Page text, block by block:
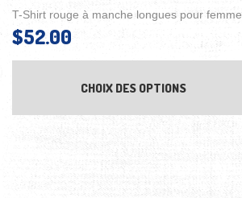
T-Shirt rouge à manche longues pour femme
$52.00
CHOIX DES OPTIONS